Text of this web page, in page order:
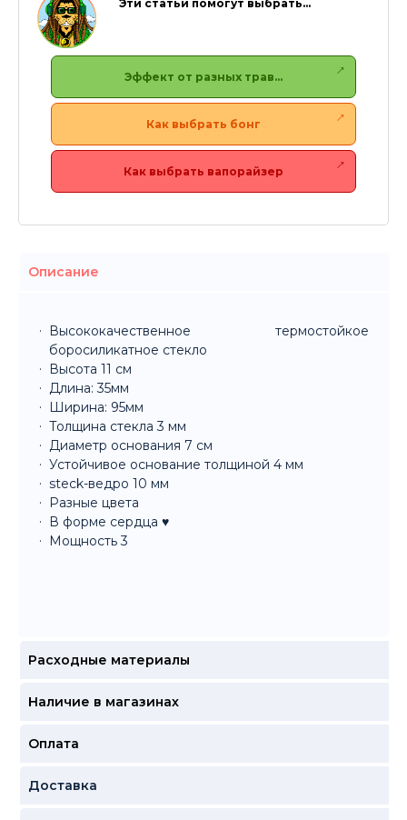
Эти статьи помогут выбрать…
Эффект от разных трав…
Как выбрать бонг
Как выбрать вапорайзер
Описание
Высококачественное термостойкое
боросиликатное стекло
Высота 11 см
Длина: 35мм
Ширина: 95мм
Толщина стекла 3 мм
Диаметр основания 7 см
Устойчивое основание толщиной 4 мм
steck-ведро 10 мм
Разные цвета
В форме сердца ♥️
Мощность 3
Расходные материалы
Наличие в магазинах
Оплата
Доставка